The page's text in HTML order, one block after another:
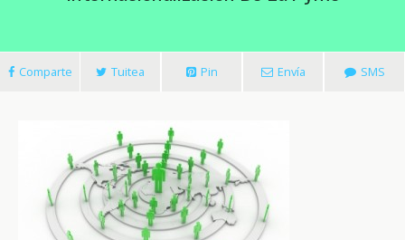
Comparte Tuitea Pin Envía SMS